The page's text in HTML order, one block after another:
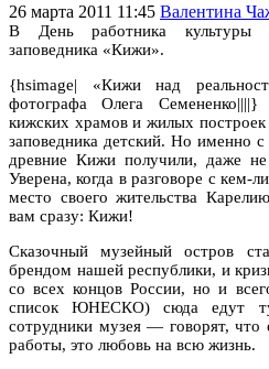
26 марта 2011 11:45 Валентина
В День работника культуры
заповедника «Кижи».
{hsimage| «Кижи над
фотографа Олега
кижских храмов и жилых
заповедника детский. Но именно
древние Кижи получили, даже
Уверена, когда в разговоре с кем-
место своего жительства
вам сразу: Кижи!
Сказочный музейный остров
брендом нашей республики, и
со всех концов России, но и
список ЮНЕСКО) сюда едут
сотрудники музея — говорят, что
работы, это любовь на всю жизнь.